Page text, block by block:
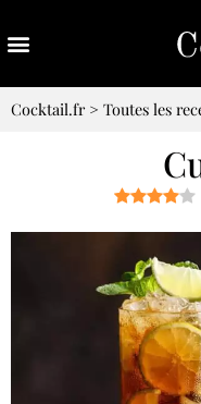
Cocktail.fr> Toutes les